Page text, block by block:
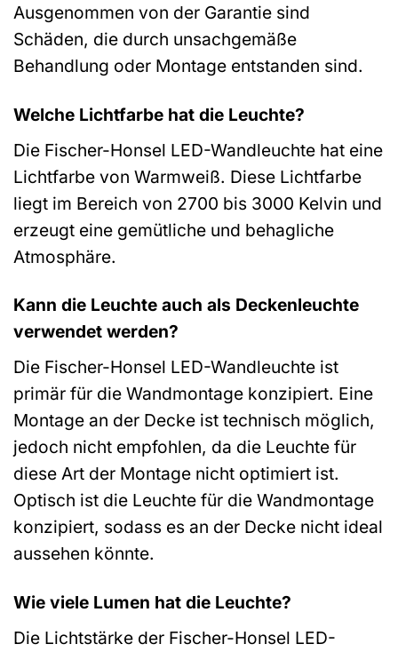
Ausgenommen von der Garantie sind
Schäden, die durch unsachgemäße
Behandlung oder Montage entstanden sind.
Welche Lichtfarbe hat die Leuchte?
Die Fischer-Honsel LED-Wandleuchte hat eine
Lichtfarbe von Warmweiß. Diese Lichtfarbe
liegt im Bereich von 2700 bis 3000 Kelvin und
erzeugt eine gemütliche und behagliche
Atmosphäre.
Kann die Leuchte auch als Deckenleuchte
verwendet werden?
Die Fischer-Honsel LED-Wandleuchte ist
primär für die Wandmontage konzipiert. Eine
Montage an der Decke ist technisch möglich,
jedoch nicht empfohlen, da die Leuchte für
diese Art der Montage nicht optimiert ist.
Optisch ist die Leuchte für die Wandmontage
konzipiert, sodass es an der Decke nicht ideal
aussehen könnte.
Wie viele Lumen hat die Leuchte?
Die Lichtstärke der Fischer-Honsel LED-